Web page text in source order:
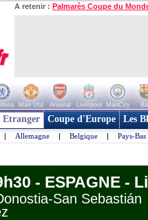
A retenir : Palmarès Coupe du
Man Utd Arsenal Liverpool ManCity
Etranger Coupe d'Europe Les
| Allemagne | Belgique | Pays-Bas
- ESPAGNE -
San